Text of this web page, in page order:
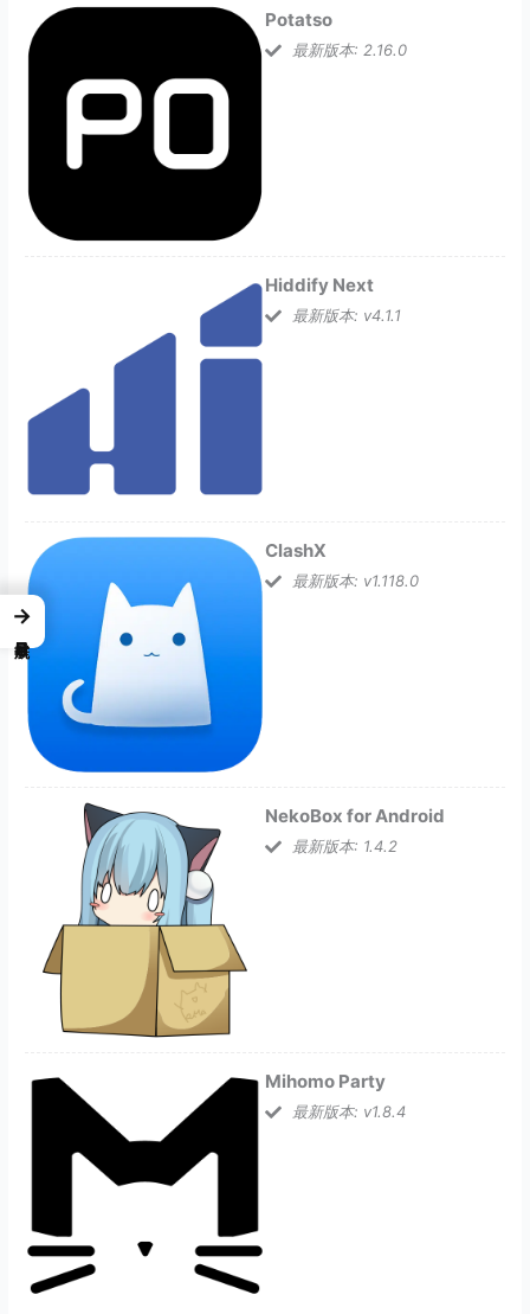
Potatso
最新版本: 2.16.0
Hiddify Next
最新版本: v4.1.1
ClashX
最新版本: v1.118.0
NekoBox for Android
最新版本: 1.4.2
Mihomo Party
最新版本: v1.8.4
→